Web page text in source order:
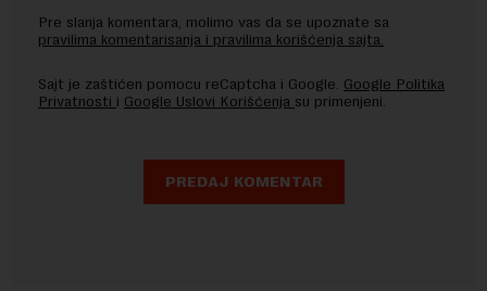
Pre slanja komentara, molimo vas da se upoznate sa
pravilima komentarisanja i pravilima korišćenja sajta.
Sajt je zaštićen pomocu reCaptcha i Google. Google Politika
Privatnosti i Google Uslovi Korišćenja su primenjeni.